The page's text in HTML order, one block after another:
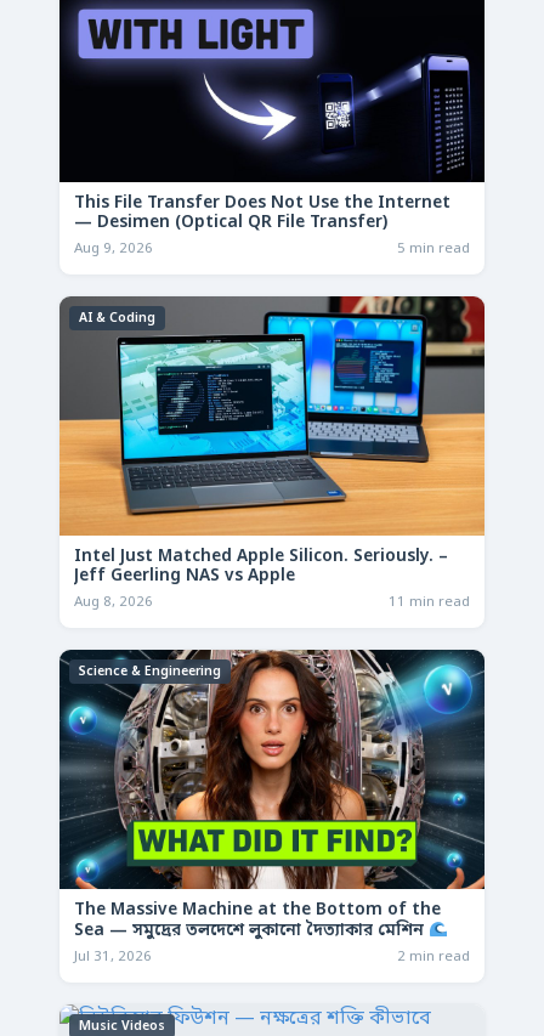
This File Transfer Does Not Use the Internet
— Desimen (Optical QR File Transfer)
Aug 9, 2026 5 min read
AI & Coding
Intel Just Matched Apple Silicon. Seriously. –
Jeff Geerling NAS vs Apple
Aug 8, 2026 11 min read
Science & Engineering
The Massive Machine at the Bottom of the
Sea — সমুদ্রের তলদেশে লুকানো দৈত্যাকার মেশিন
Jul 31, 2026 2 min read
Music Videos